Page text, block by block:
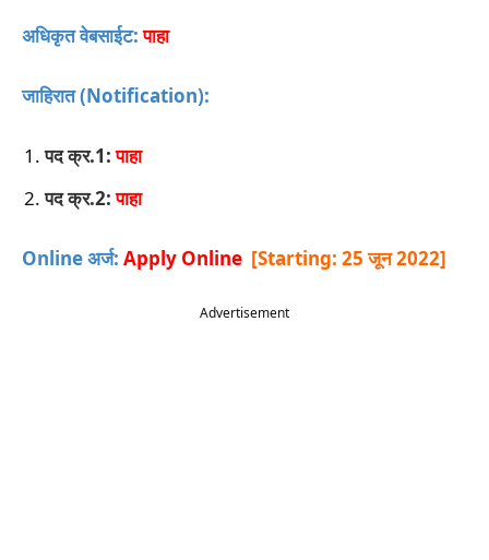
अधिकृत वेबसाईट: पाहा
जाहिरात (Notification):
पद क्र.1:पाहा
पद क्र.2:पाहा
Online अर्ज: Apply Online [Starting: 25 जून 2022]
Advertisement